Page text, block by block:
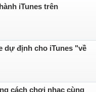
iTunes trên
dự định cho iTunes "về
cách chơi nhạc cùng